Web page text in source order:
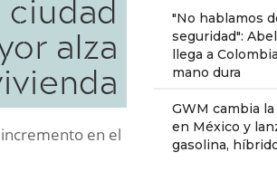
"No hablamos
seguridad":
llega a
mano dura
GWM cambia
en México y
gasolina,
ciudad
alza
en el